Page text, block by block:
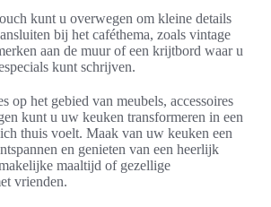
kunt u overwegen om kleine details
bij het caféthema, zoals vintage
aan de muur of een krijtbord waar u
kunt schrijven.
op het gebied van meubels, accessoires
kunt u uw keuken transformeren in een
thuis voelt. Maak van uw keuken een
en genieten van een heerlijk
maaltijd of gezellige
vrienden.